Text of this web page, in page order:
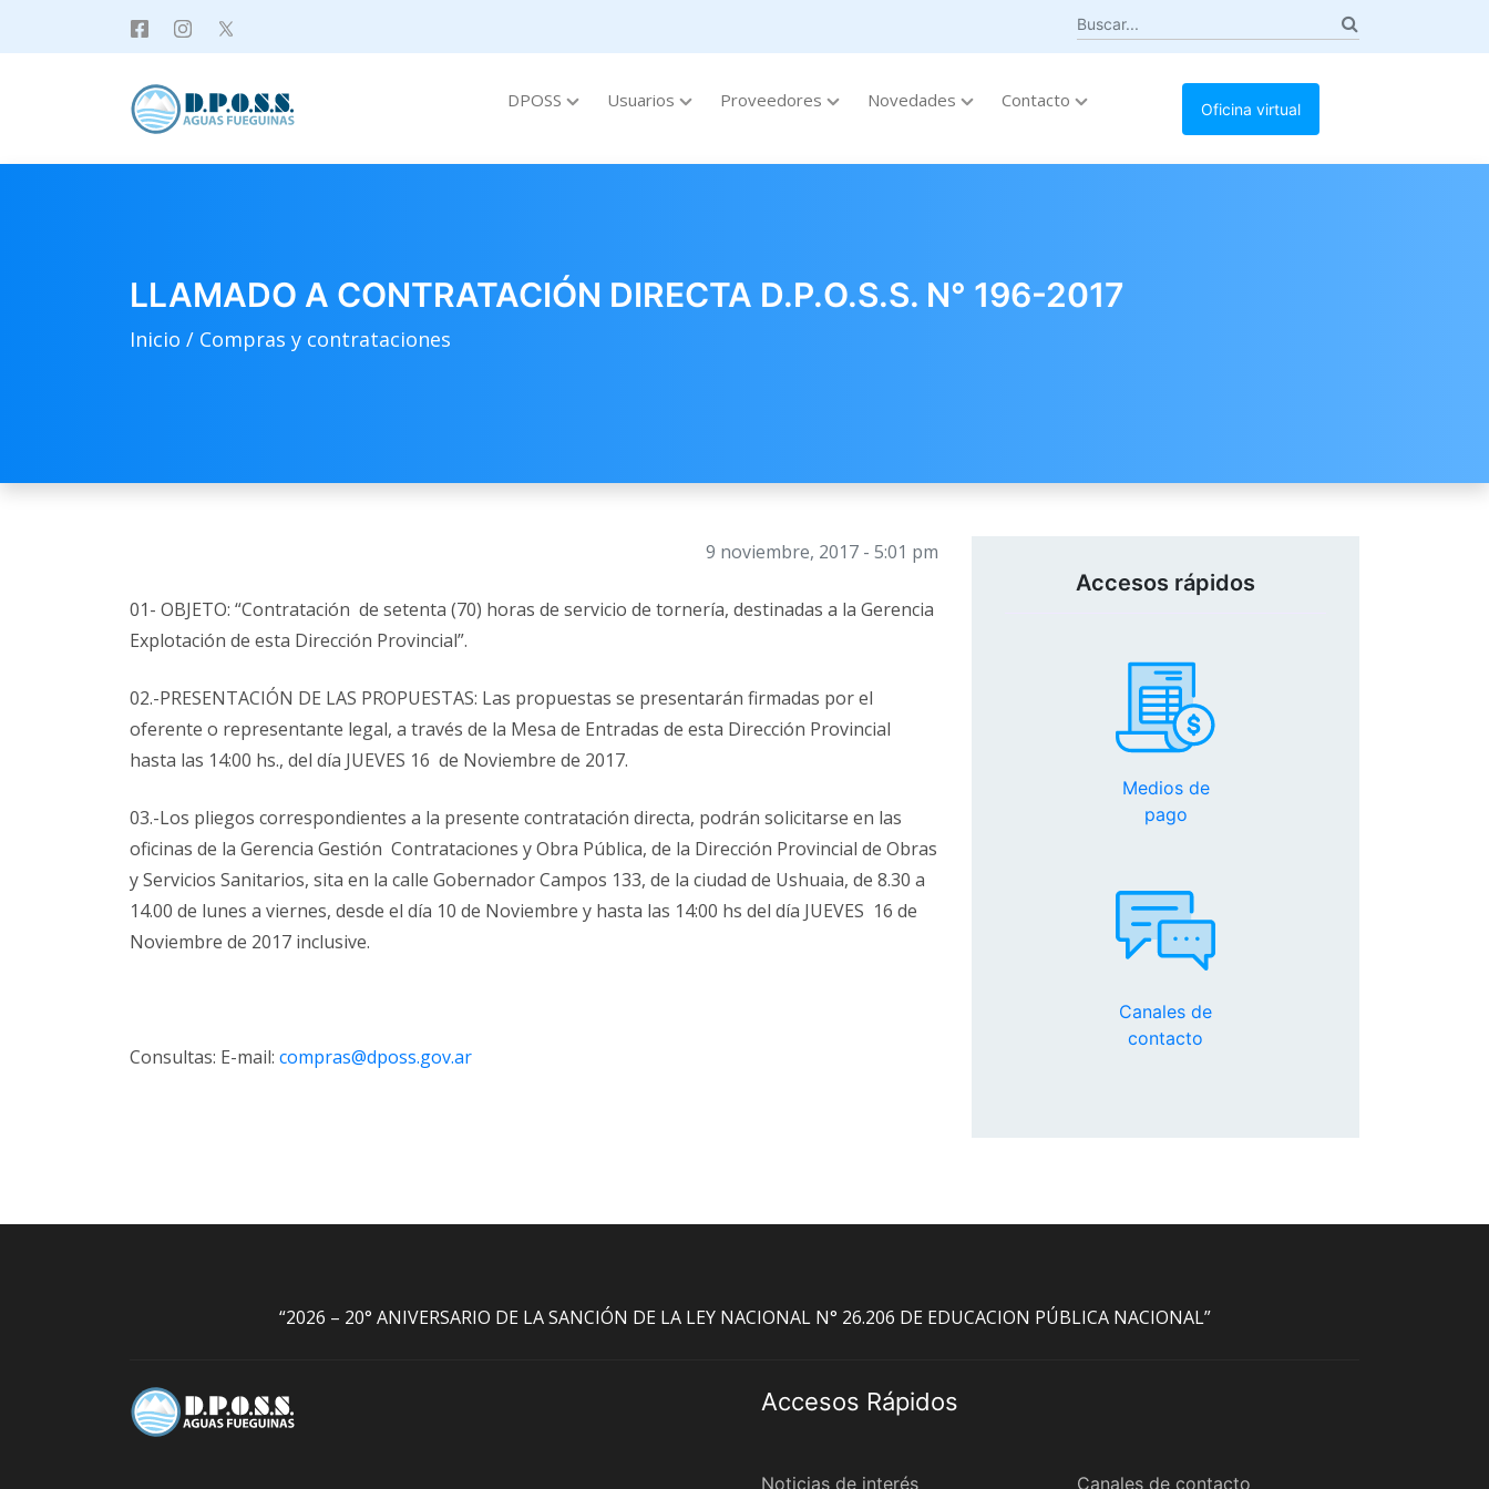
DPOSS Usuarios Proveedores Novedades Contacto Oficina virtual
LLAMADO A CONTRATACIÓN DIRECTA D.P.O.S.S. N° 196-2017
Inicio / Compras y contrataciones
9 noviembre, 2017 - 5:01 pm
01- OBJETO: “Contratación de setenta (70) horas de servicio de tornería, destinadas a la Gerencia
Explotación de esta Dirección Provincial”.
02.-PRESENTACIÓN DE LAS PROPUESTAS: Las propuestas se presentarán firmadas por el
oferente o representante legal, a través de la Mesa de Entradas de esta Dirección Provincial
hasta las 14:00 hs., del día JUEVES 16 de Noviembre de 2017.
03.-Los pliegos correspondientes a la presente contratación directa, podrán solicitarse en las
oficinas de la Gerencia Gestión Contrataciones y Obra Pública, de la Dirección Provincial de Obras
y Servicios Sanitarios, sita en la calle Gobernador Campos 133, de la ciudad de Ushuaia, de 8.30 a
14.00 de lunes a viernes, desde el día 10 de Noviembre y hasta las 14:00 hs del día JUEVES 16 de
Noviembre de 2017 inclusive.
Consultas: E-mail: compras@dposs.gov.ar
Accesos rápidos
Medios de
pago
Canales de
contacto
“2026 – 20° ANIVERSARIO DE LA SANCIÓN DE LA LEY NACIONAL N° 26.206 DE EDUCACION PÚBLICA NACIONAL”
Accesos Rápidos
Noticias de interés Canales de contacto